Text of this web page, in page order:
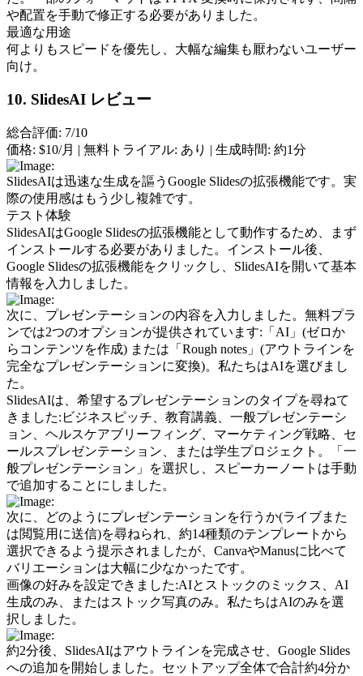
や配置を手動で修正する必要がありました。
最適な用途
何よりもスピードを優先し、大幅な編集も厭わないユーザー
向け。
10. SlidesAI レビュー
総合評価: 7/10
価格: $10/月 | 無料トライアル: あり | 生成時間: 約1分
SlidesAIは迅速な生成を謳うGoogle Slidesの拡張機能です。実
際の使用感はもう少し複雑です。
テスト体験
SlidesAIはGoogle Slidesの拡張機能として動作するため、まず
インストールする必要がありました。インストール後、
Google Slidesの拡張機能をクリックし、SlidesAIを開いて基本
情報を入力しました。
次に、プレゼンテーションの内容を入力しました。無料プラ
ンでは2つのオプションが提供されています:「AI」(ゼロか
らコンテンツを作成) または「Rough notes」(アウトラインを
完全なプレゼンテーションに変換)。私たちはAIを選びまし
た。
SlidesAIは、希望するプレゼンテーションのタイプを尋ねて
きました:ビジネスピッチ、教育講義、一般プレゼンテーシ
ョン、ヘルスケアブリーフィング、マーケティング戦略、セ
ールスプレゼンテーション、または学生プロジェクト。「一
般プレゼンテーション」を選択し、スピーカーノートは手動
で追加することにしました。
次に、どのようにプレゼンテーションを行うか(ライブまた
は閲覧用に送信)を尋ねられ、約14種類のテンプレートから
選択できるよう提示されましたが、CanvaやManusに比べて
バリエーションは大幅に少なかったです。
画像の好みを設定できました:AIとストックのミックス、AI
生成のみ、またはストック写真のみ。私たちはAIのみを選
択しました。
約2分後、SlidesAIはアウトラインを完成させ、Google Slides
への追加を開始しました。セットアップ全体で合計約4分か